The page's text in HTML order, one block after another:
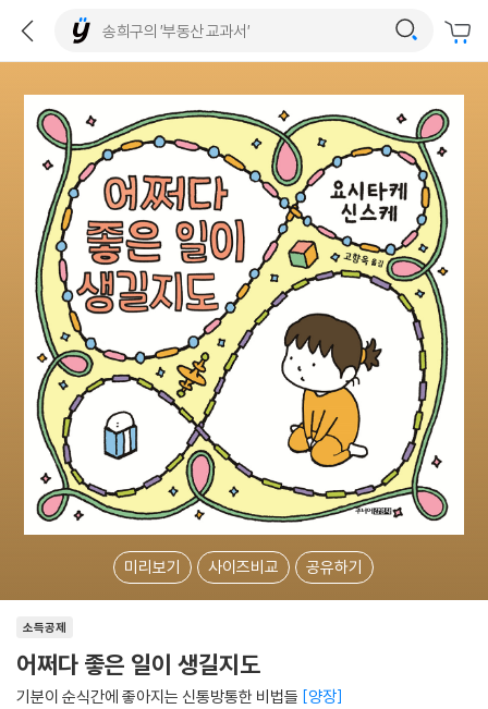
미리보기 사이즈비교 공유하기
소득공제
어쩌다 좋은 일이 생길지도
기분이 순식간에 좋아지는 신통방통한 비법들 양장